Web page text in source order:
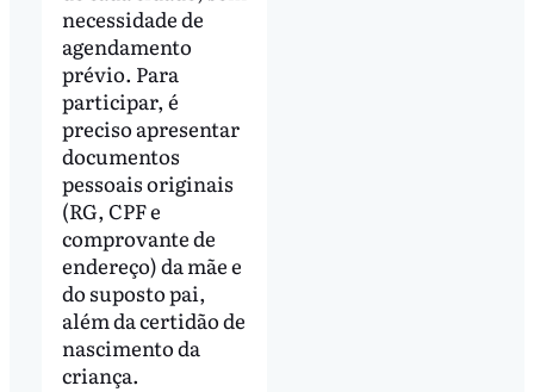
necessidade de
agendamento
prévio. Para
participar, é
preciso apresentar
documentos
pessoais originais
(RG, CPF e
comprovante de
endereço) da mãe e
do suposto pai,
além da certidão de
nascimento da
criança.